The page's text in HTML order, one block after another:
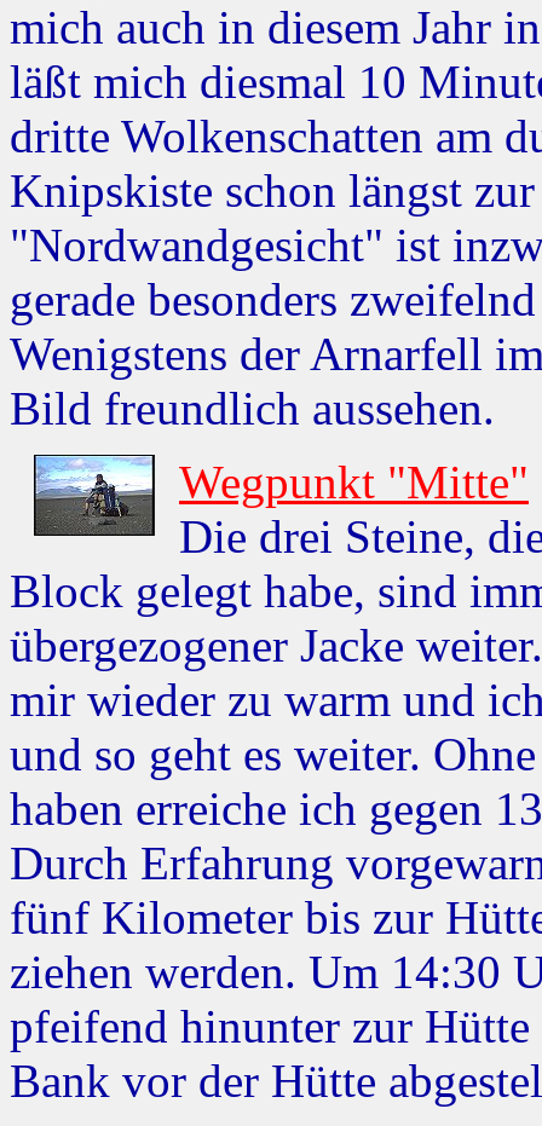
mich auch in diesem Jahr
läßt mich diesmal 10
dritte Wolkenschatten am
Knipskiste schon längst
"Nordwandgesicht" ist
gerade besonders
Wenigstens der Arnarfell
Bild freundlich aussehen.
Wegpunkt "Mitte"
Die drei Steine,
Block gelegt habe, sind
übergezogener Jacke
mir wieder zu warm und
und so geht es weiter.
haben erreiche ich gegen
Durch Erfahrung
fünf Kilometer bis zur
ziehen werden. Um 14:30
pfeifend hinunter zur
Bank vor der Hütte